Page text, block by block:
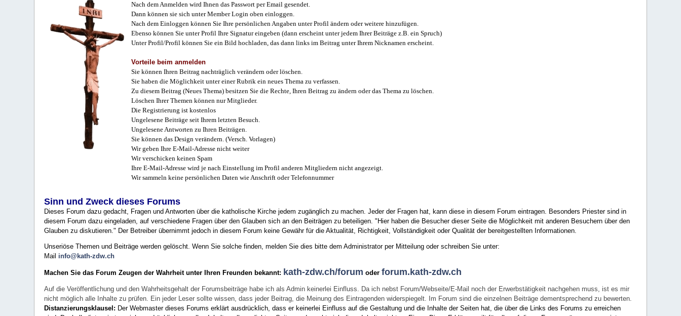
Nach dem Anmelden wird Ihnen das Passwort per Email gesendet.
Dann können sie sich unter Member Login oben einloggen.
Nach dem Einloggen können Sie Ihre persönlichen Angaben unter Profil ändern oder weitere hinzufügen.
Ebenso können Sie unter Profil Ihre Signatur eingeben (dann erscheint unter jedem Ihrer Beiträge z.B. ein Spruch)
Unter Profil/Profil können Sie ein Bild hochladen, das dann links im Beitrag unter Ihrem Nicknamen erscheint.
Vorteile beim anmelden
Sie können Ihren Beitrag nachträglich verändern oder löschen.
Sie haben die Möglichkeit unter einer Rubrik ein neues Thema zu verfassen.
Zu diesem Beitrag (Neues Thema) besitzen Sie die Rechte, Ihren Beitrag zu ändern oder das Thema zu löschen.
Löschen Ihrer Themen können nur Mitglieder.
Die Registrierung ist kostenlos
Ungelesene Beiträge seit Ihrem letzten Besuch.
Ungelesene Antworten zu Ihren Beiträgen.
Sie können das Design verändern. (Versch. Vorlagen)
Wir geben Ihre E-Mail-Adresse nicht weiter
Wir verschicken keinen Spam
Ihre E-Mail-Adresse wird je nach Einstellung im Profil anderen Mitgliedern nicht angezeigt.
Wir sammeln keine persönlichen Daten wie Anschrift oder Telefonnummer
Sinn und Zweck dieses Forums
Dieses Forum dazu gedacht, Fragen und Antworten über die katholische Kirche jedem zugänglich zu machen. Jeder der Fragen hat, kann diese in diesem Forum eintragen. Besonders Priester sind in
diesem Forum dazu eingeladen, auf verschiedene Fragen über den Glauben sich an den Beiträgen zu beteiligen. "Hier haben die Besucher dieser Seite die Möglichkeit mit anderen Besuchern über den
Glauben zu diskutieren." Der Betreiber übernimmt jedoch in diesem Forum keine Gewähr für die Aktualität, Richtigkeit, Vollständigkeit oder Qualität der bereitgestellten Informationen.
Unseriöse Themen und Beiträge werden gelöscht. Wenn Sie solche finden, melden Sie dies bitte dem Administrator per Mitteilung oder schreiben Sie unter:
Mail info@kath-zdw.ch
Machen Sie das Forum Zeugen der Wahrheit unter Ihren Freunden bekannt: kath-zdw.ch/forum oderforum.kath-zdw.ch
Auf die Veröffentlichung und den Wahrheitsgehalt der Forumsbeiträge habe ich als Admin keinerlei Einfluss. Da ich nebst Forum/Webseite/E-Mail noch der Erwerbstätigkeit nachgehen muss, ist es mir
nicht möglich alle Inhalte zu prüfen. Ein jeder Leser sollte wissen, dass jeder Beitrag, die Meinung des Eintragenden widerspiegelt. Im Forum sind die einzelnen Beiträge dementsprechend zu bewerten.
Distanzierungsklausel: Der Webmaster dieses Forums erklärt ausdrücklich, dass er keinerlei Einfluss auf die Gestaltung und die Inhalte der Seiten hat, die über die Links des Forums zu erreichen